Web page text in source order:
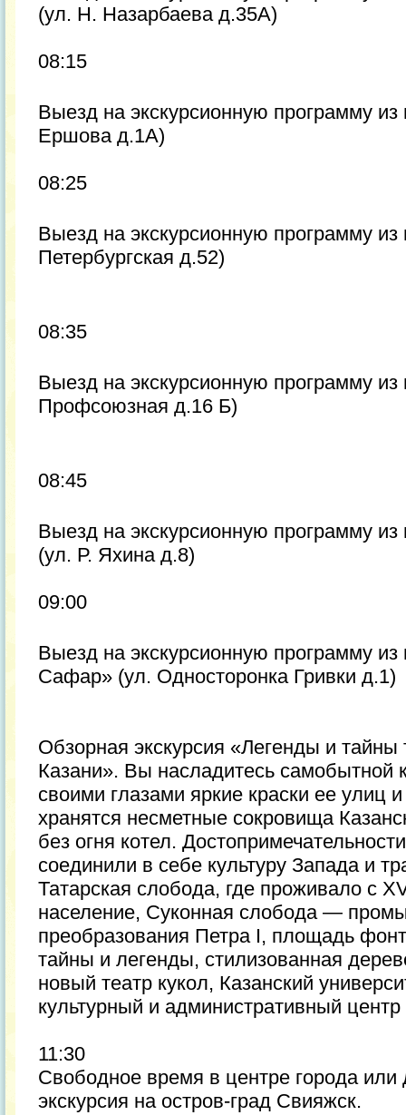
(ул. Н. Назарбаева д.35А)
08:15
Выезд на экскурсионную программу из
Ершова д.1А)
08:25
Выезд на экскурсионную программу
Петербургская д.52)
08:35
Выезд на экскурсионную программу из
Профсоюзная д.16 Б)
08:45
Выезд на экскурсионную программу из
(ул. Р. Яхина д.8)
09:00
Выезд на экскурсионную программу
Сафар» (ул. Односторонка Гривки д.1)
Обзорная экскурсия «Легенды и тайны
Казани». Вы насладитесь самобытной
своими глазами яркие краски ее улиц
хранятся несметные сокровища
без огня котел.
соединили в себе культуру Запада и
Татарская слобода, где проживало с
население, Суконная слобода —
преобразования Петра I, площадь
тайны и легенды, стилизованная
новый театр кукол, Казанский
культурный и административный центр
11:30
Свободное время в центре города или
экскурсия на остров-град Свияжск.